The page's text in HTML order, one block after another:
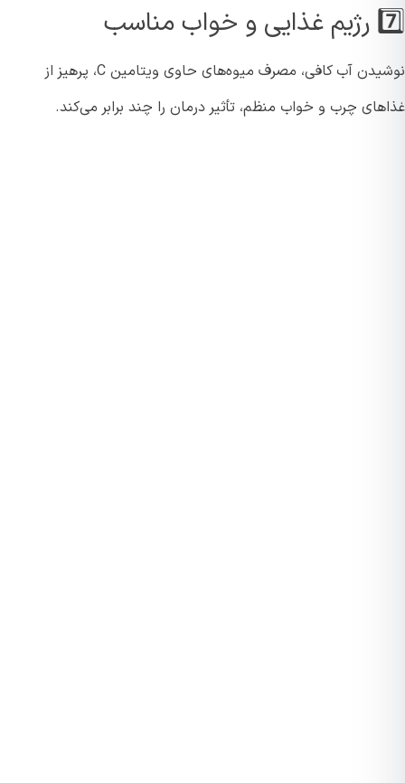
نوشیدن آب کافی، مصرف میوه‌های حاوی ویتامین C، پرهیز از
چرب و خواب منظم، تأثیر درمان را چند برابر می‌کند.